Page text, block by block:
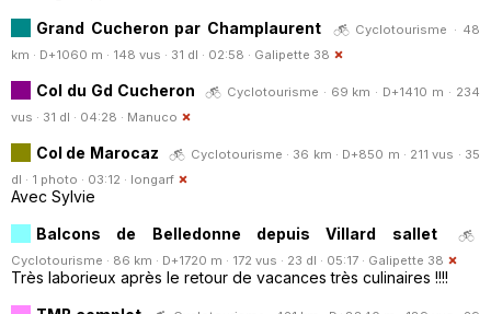
Grand Cucheron par Champlaurent
Cyclotourisme · 48
km · D+1060 m · 148 vus · 31 dl · 02:58 · Galipette 38
Col du Gd Cucheron
Cyclotourisme · 69 km · D+1410 m · 234
vus · 31 dl · 04:28 · Manuco
Col de Marocaz
Cyclotourisme · 36 km · D+850 m · 211 vus · 35
dl · 1 photo · 03:12 · longarf
Avec Sylvie
Balcons de Belledonne depuis Villard sallet
Cyclotourisme · 86 km · D+1720 m · 172 vus · 23 dl · 05:17 · Galipette 38
Très laborieux après le retour de vacances très culinaires !!!!